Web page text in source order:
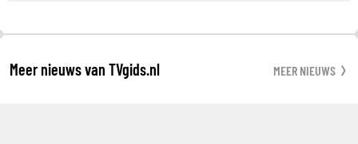
Meer nieuws van TVgids.nl MEER NIEUWS